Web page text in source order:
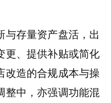
与存量资产盘活，出
更、提供补贴或简化
改造的合规成本与操
整中，亦强调功能混